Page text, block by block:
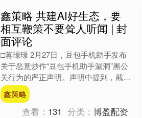
鑫策略 共建AI好生态，要
相互鞭策不要耸人听闻 | 封
面评论
□蒋璟璟 2月27日，豆包手机助手发布
关于恶意炒作“豆包手机助手漏洞”黑公
关行为的严正声明。声明中提到，截至
目前，并未收到豆包手机助手漏洞的详
细报告，也未接到网....
鑫策略
查看： 131 分类：博盈配资